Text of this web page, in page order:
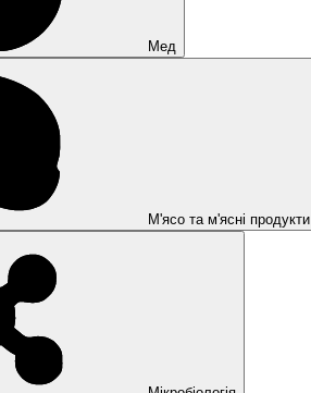
Мед
М'ясо та м'ясні продукти